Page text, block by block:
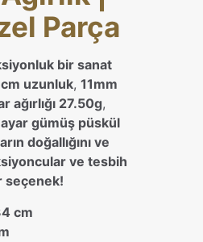
Parça
bir sanat
uzunluk, 11mm
ağırlığı 27.50g,
gümüş püskül
doğallığını ve
ve tesbih
seçenek!
cm